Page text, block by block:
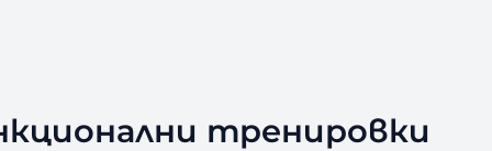
тренировки